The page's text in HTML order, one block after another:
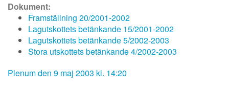
Dokument:
Framställning 20/2001-2002
Lagutskottets betänkande 15/2001-2002
Lagutskottets betänkande 5/2002-2003
Stora utskottets betänkande 4/2002-2003
Plenum den 9 maj 2003 kl. 14:20